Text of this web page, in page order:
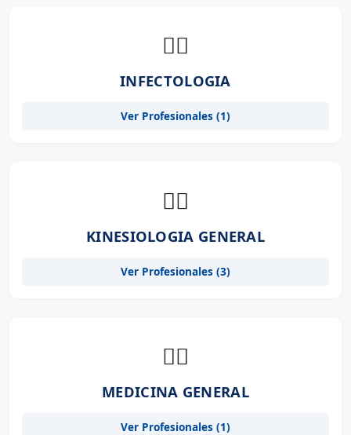
👨‍⚕️
INFECTOLOGIA
Ver Profesionales (1)
👨‍⚕️
KINESIOLOGIA GENERAL
Ver Profesionales (3)
👨‍⚕️
MEDICINA GENERAL
Ver Profesionales (1)